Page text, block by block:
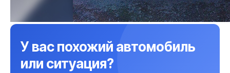
У вас похожий автомобиль
или ситуация?